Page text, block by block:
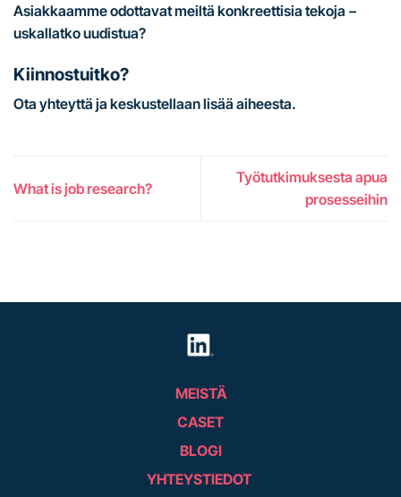
Asiakkaamme odottavat meiltä konkreettisia tekoja −
uskallatko uudistua?
Kiinnostuitko?
Ota yhteyttä ja keskustellaan lisää aiheesta.
What is job research?
Työtutkimuksesta apua
prosesseihin
MEISTÄ
CASET
BLOGI
YHTEYSTIEDOT